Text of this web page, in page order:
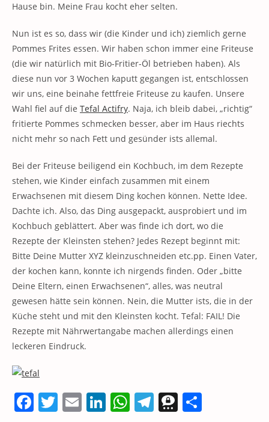
Hause bin. Meine Frau kocht eher selten.
Nun ist es so, dass wir (die Kinder und ich) ziemlich gerne
Pommes Frites essen. Wir haben schon immer eine Friteuse
(die wir natürlich mit Bio-Fritier-Öl betrieben haben). Als
diese nun vor 3 Wochen kaputt gegangen ist, entschlossen
wir uns, eine beinahe fettfreie Friteuse zu kaufen. Unsere
Wahl fiel auf die Tefal Actifry. Naja, ich bleib dabei, „richtig“
fritierte Pommes schmecken besser, aber im Haus riechts
nicht mehr so nach Fett und gesünder ists allemal.
Bei der Friteuse beiligend ein Kochbuch, im dem Rezepte
stehen, wie Kinder einfach zusammen mit einem
Erwachsenen mit diesem Ding kochen können. Nette Idee.
Dachte ich. Also, das Ding ausgepackt, ausprobiert und im
Kochbuch geblättert. Aber was finde ich dort, wo die
Rezepte der Kleinsten stehen? Jedes Rezept beginnt mit:
Bitte Deine Mutter XYZ kleinzuschneiden etc.pp. Einen Vater,
der kochen kann, konnte ich nirgends finden. Oder „bitte
Deine Eltern, einen Erwachsenen“, alles, was neutral
gewesen hätte sein können. Nein, die Mutter ists, die in der
Küche steht und mit den Kleinsten kocht. Tefal: FAIL! Die
Rezepte mit Nährwertangabe machen allerdings einen
leckeren Eindruck.
F T E Li W T T